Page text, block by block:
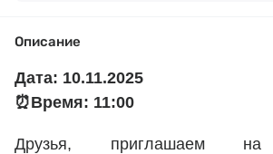
Описание
Дата: 10.11.2025
⏰Время: 11:00
Друзья, приглашаем на